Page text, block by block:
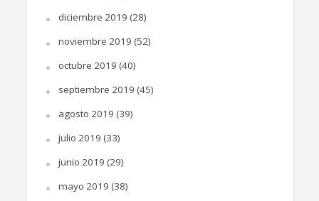
diciembre 2019 (28)
noviembre 2019 (52)
octubre 2019 (40)
septiembre 2019 (45)
agosto 2019 (39)
julio 2019 (33)
junio 2019 (29)
mayo 2019 (38)